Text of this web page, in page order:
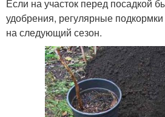
Если на участок перед посадкой
удобрения, регулярные
на следующий сезон.